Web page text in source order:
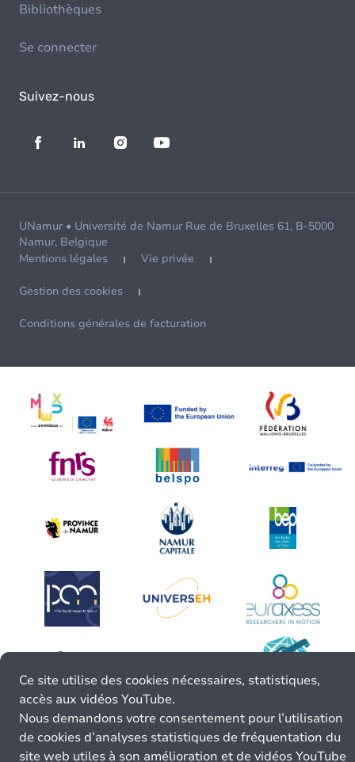
Bibliothèques
Se connecter
Suivez-nous
UNamur • Université de Namur Rue de Bruxelles 61, B-5000
Namur, Belgique
Mentions légales
Vie privée
Gestion des cookies
Conditions générales de facturation
Ce site utilise des cookies nécessaires, statistiques,
accès aux vidéos YouTube.
Nous demandons votre consentement pour l’utilisation
de cookies d’analyses statistiques de fréquentation du
site web utiles à son amélioration et de vidéos YouTube